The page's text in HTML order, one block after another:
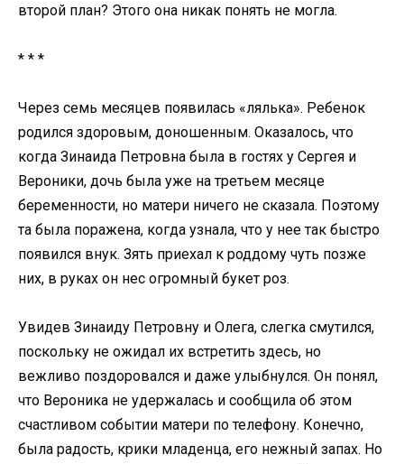
второй план? Этого она никак понять не могла.
* * *
Через семь месяцев появилась «лялька». Ребенок
родился здоровым, доношенным. Оказалось, что
когда Зинаида Петровна была в гостях у Сергея и
Вероники, дочь была уже на третьем месяце
беременности, но матери ничего не сказала. Поэтому
та была поражена, когда узнала, что у нее так быстро
появился внук. Зять приехал к роддому чуть позже
них, в руках он нес огромный букет роз.
Увидев Зинаиду Петровну и Олега, слегка смутился,
поскольку не ожидал их встретить здесь, но
вежливо поздоровался и даже улыбнулся. Он понял,
что Вероника не удержалась и сообщила об этом
счастливом событии матери по телефону. Конечно,
была радость, крики младенца, его нежный запах. Но